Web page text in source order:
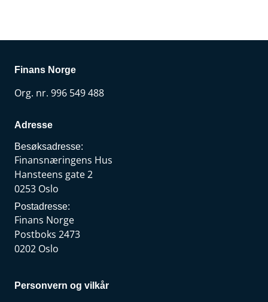
Finans Norge
Org. nr. 996 549 488
Adresse
Besøksadresse:
Finansnæringens Hus
Hansteens gate 2
0253 Oslo
Postadresse:
Finans Norge
Postboks 2473
0202 Oslo
Personvern og vilkår